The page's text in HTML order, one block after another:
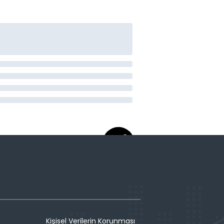
Kişisel Verilerin Korunması